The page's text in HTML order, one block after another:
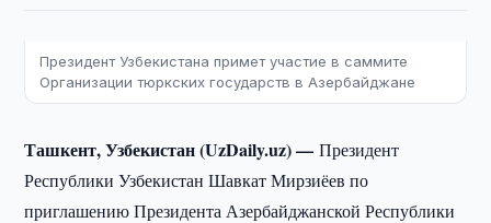
Президент Узбекистана примет участие в саммите
Организации тюркских государств в Азербайджане
Ташкент, Узбекистан (UzDaily.uz) —Президент
Республики Узбекистан Шавкат Мирзиёев по
приглашению Президента Азербайджанской Республики